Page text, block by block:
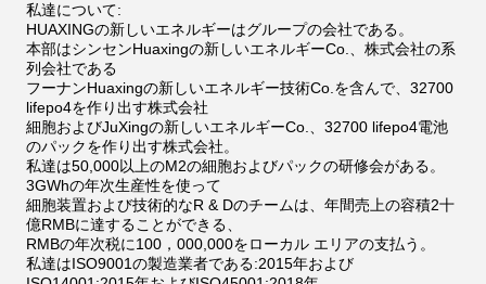
私達について:
HUAXINGの新しいエネルギーはグループの会社である。
本部はシンセンHuaxingの新しいエネルギーCo.、株式会社の系
列会社である
フーナンHuaxingの新しいエネルギー技術Co.を含んで、32700
lifepo4を作り出す株式会社
細胞およびJuXingの新しいエネルギーCo.、32700 lifepo4電池
のパックを作り出す株式会社。
私達は50,000以上のM2の細胞およびパックの研修会がある。
3GWhの年次生産性を使って
細胞装置および技術的なR & Dのチームは、年間売上の容積2十
億RMBに達することができる、
RMBの年次税に100，000,000をローカル エリアの支払う。
私達はISO9001の製造業者である:2015年および